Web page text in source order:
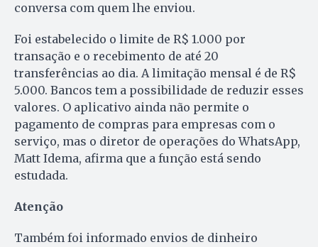
conversa com quem lhe enviou.
Foi estabelecido o limite de R$ 1.000 por
transação e o recebimento de até 20
transferências ao dia. A limitação mensal é de R$
5.000. Bancos tem a possibilidade de reduzir esses
valores. O aplicativo ainda não permite o
pagamento de compras para empresas com o
serviço, mas o diretor de operações do WhatsApp,
Matt Idema, afirma que a função está sendo
estudada.
Atenção
Também foi informado envios de dinheiro